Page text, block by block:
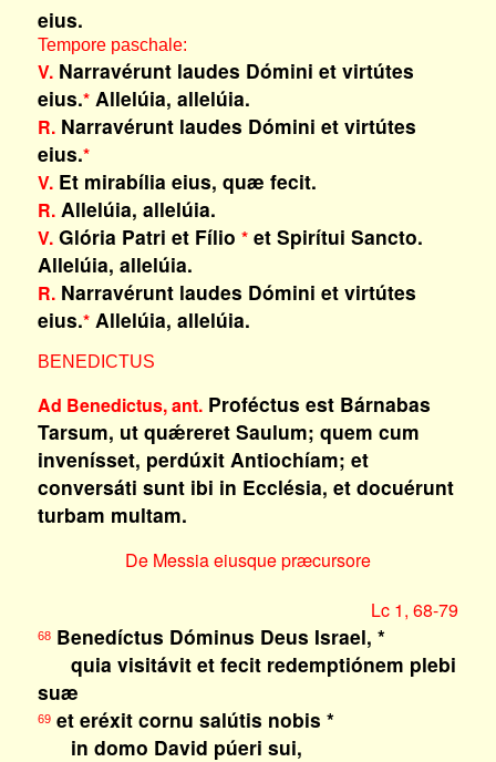
eius.
Tempore paschale:
V.Narravérunt laudes Dómini et virtútes
eius.*Allelúia, allelúia.
R.Narravérunt laudes Dómini et virtútes
eius.*
V.Et mirabília eius, quæ fecit.
R.Allelúia, allelúia.
V.Glória Patri et Fílio *et Spirítui Sancto.
Allelúia, allelúia.
R.Narravérunt laudes Dómini et virtútes
eius.*Allelúia, allelúia.
BENEDICTUS
Ad Benedictus, ant. Proféctus est Bárnabas
Tarsum, ut quǽreret Saulum; quem cum
invenísset, perdúxit Antiochíam; et
conversáti sunt ibi in Ecclésia, et docuérunt
turbam multam.
De Messia eiusque præcursore
Lc 1, 68-79
68Benedíctus Dóminus Deus Israel, *
quia visitávit et fecit redemptiónem plebi
suæ
69et eréxit cornu salútis nobis *
in domo David púeri sui,